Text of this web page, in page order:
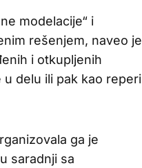
modelacije“ i
rešenjem, naveo je
i otkupljenih
delu ili pak kao reperi
ga je
saradnji sa